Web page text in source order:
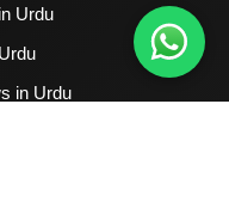
Urdu
in Urdu